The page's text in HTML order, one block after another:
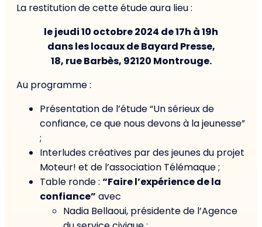
La restitution de cette étude aura lieu :
le jeudi 10 octobre 2024 de 17h à 19h
dans les locaux de Bayard Presse,
18, rue Barbès, 92120 Montrouge.
Au programme :
Présentation de l’étude “Un sérieux de
confiance, ce que nous devons à la jeunesse”
;
Interludes créatives par des jeunes du projet
Moteur! et de l’association Télémaque ;
Table ronde : “Faire l’expérience de la
confiance” avec
Nadia Bellaoui, présidente de l’Agence